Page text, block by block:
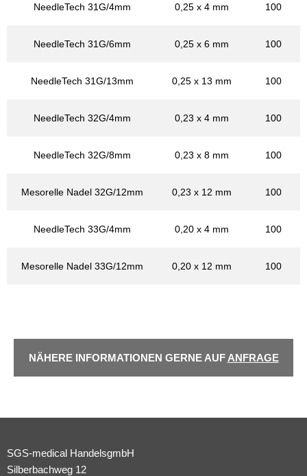
NeedleTech 31G/4mm 0,25 x 4 mm 100
NeedleTech 31G/6mm 0,25 x 6 mm 100
NeedleTech 31G/13mm 0,25 x 13 mm 100
NeedleTech 32G/4mm 0,23 x 4 mm 100
NeedleTech 32G/8mm 0,23 x 8 mm 100
Mesorelle Nadel 32G/12mm 0,23 x 12 mm 100
NeedleTech 33G/4mm 0,20 x 4 mm 100
Mesorelle Nadel 33G/12mm 0,20 x 12 mm 100
NÄHERE INFORMATIONEN GERNE AUF ANFRAGE
SGS-medical HandelsgmbH
Silberbachweg 12